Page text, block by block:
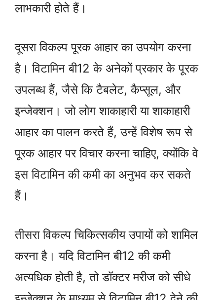
लाभकारी होते हैं।
दूसरा विकल्प पूरक आहार का उपयोग करना
है। विटामिन बी12 के अनेकों प्रकार के पूरक
उपलब्ध हैं, जैसे कि टैबलेट, कैप्सूल, और
इन्जेक्शन। जो लोग शाकाहारी या शाकाहारी
आहार का पालन करते हैं, उन्हें विशेष रूप से
पूरक आहार पर विचार करना चाहिए, क्योंकि वे
इस विटामिन की कमी का अनुभव कर सकते
हैं।
तीसरा विकल्प चिकित्सकीय उपायों को शामिल
करना है। यदि विटामिन बी12 की कमी
अत्यधिक होती है, तो डॉक्टर मरीज को सीधे